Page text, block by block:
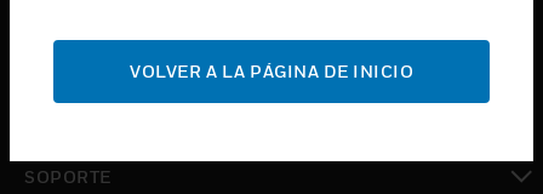
SERVICIOS
Cambiar vista
SOPORTE
VOLVER A LA PÁGINA DE INICIO